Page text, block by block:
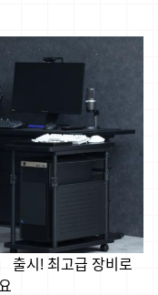
출시! 최고급 장비로